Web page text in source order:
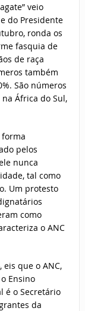
veio
do Presidente
ronda os
fasquia de
de raça
também
São números
África do Sul,
forma
pelos
nunca
tal como
Um protesto
como
o ANC
que o ANC,
Ensino
é o Secretário
da